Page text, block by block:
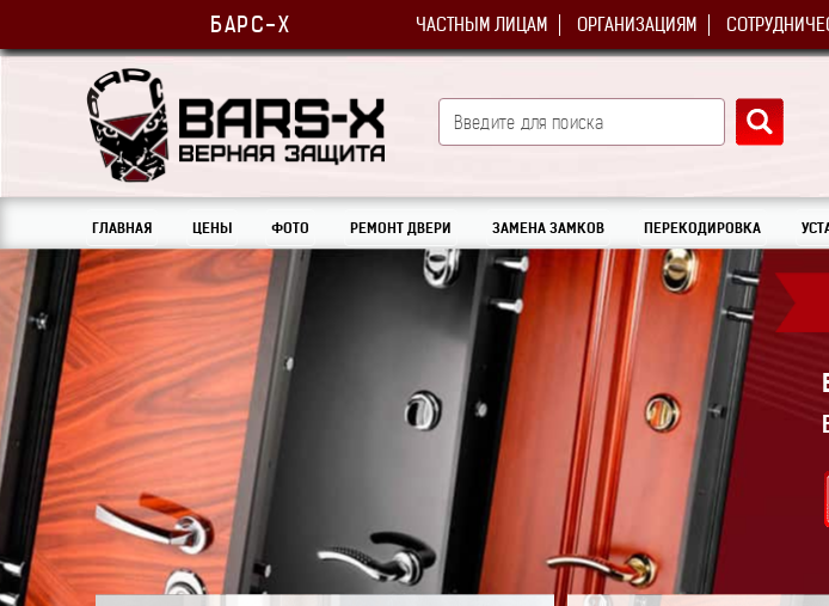
БАРС-Х ЧАСТНЫМ ЛИЦАМ ОРГАНИЗАЦИЯМ
ГЛАВНАЯ ЦЕНЫ ФОТО РЕМОНТ ДВЕРИ ЗАМЕНА ЗАМКОВ ПЕРЕКОДИРОВКА